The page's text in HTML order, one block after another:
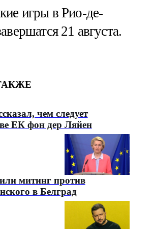
игры в Рио-де-
21 августа.
чем следует
ЕК фон дер Ляйен
митинг против
в Белград